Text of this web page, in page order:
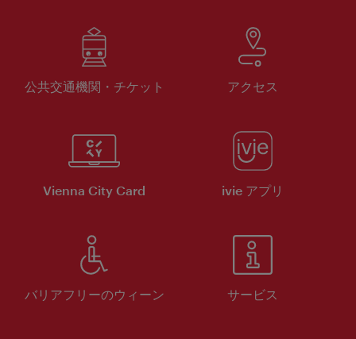
公共交通機関・チケット アクセス
Vienna City Card ivie アプリ
バリアフリーのウィーン サービス